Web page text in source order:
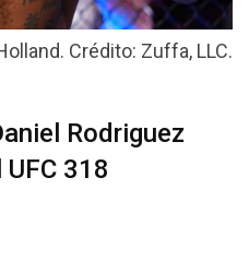
Crédito: Zuffa, LLC.
Rodriguez
318